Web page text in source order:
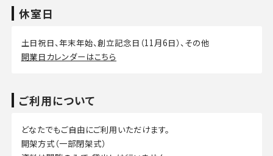
休室日
土日祝日、年末年始、創立記念日（11月6日）、その他
開業日カレンダーはこちら
ご利用について
どなたでもご自由にご利用いただけます。
開架方式（一部閉架式）